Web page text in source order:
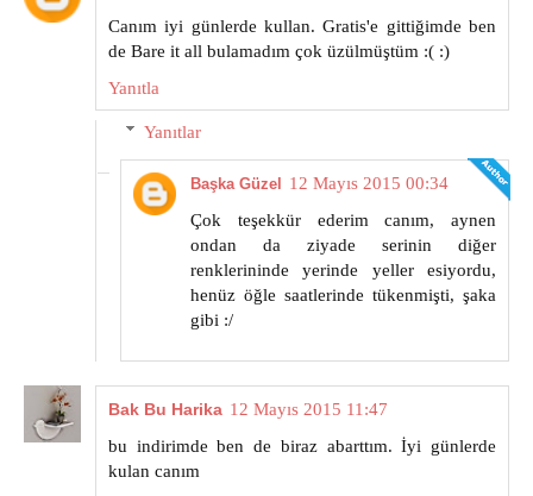
Canım iyi günlerde kullan. Gratis'e gittiğimde ben
de Bare it all bulamadım çok üzülmüştüm :( :)
Yanıtla
Yanıtlar
Başka Güzel
12 Mayıs 2015 00:34
Çok teşekkür ederim canım, aynen
ondan da ziyade serinin diğer
renklerininde yerinde yeller esiyordu,
henüz öğle saatlerinde tükenmişti, şaka
gibi :/
Bak Bu Harika 12 Mayıs 2015 11:47
bu indirimde ben de biraz abarttım. İyi günlerde
kulan canım